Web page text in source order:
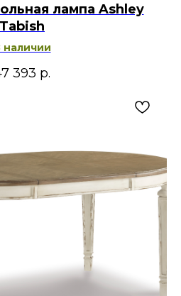
лампа Ashley
Tabish
наличии
393 р.